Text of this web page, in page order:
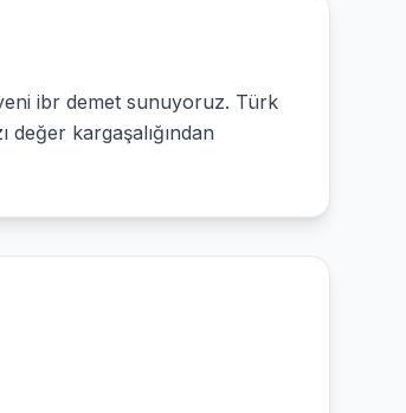
ibr demet sunuyoruz. Türk
değer kargaşalığından